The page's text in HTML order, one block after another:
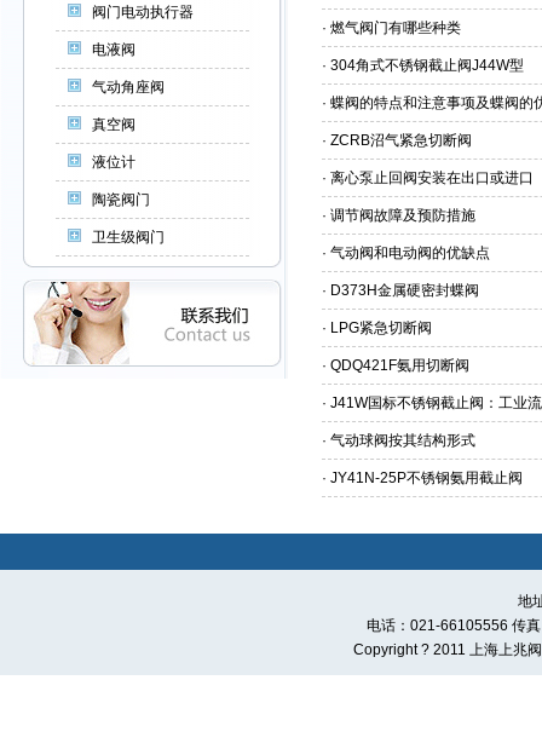
阀门电动执行器
电液阀
气动角座阀
真空阀
液位计
陶瓷阀门
卫生级阀门
· 燃气阀门有哪些种类
· 304角式不锈钢截止阀J44W型
· 蝶阀的特点和注意事项及蝶阀的
· ZCRB沼气紧急切断阀
· 离心泵止回阀安装在出口或进口
· 调节阀故障及预防措施
· 气动阀和电动阀的优缺点
· D373H金属硬密封蝶阀
· LPG紧急切断阀
· QDQ421F氨用切断阀
· J41W国标不锈钢截止阀：工业
· 气动球阀按其结构形式
· JY41N-25P不锈钢氨用截止阀
地
电话：021-66105556 传
Copyright ? 2011 上海上兆